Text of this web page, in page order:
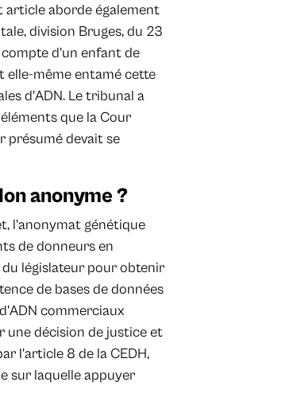
article aborde également
division Bruges, du 23
d'un enfant de
elle-même entamé cette
d'ADN. Le tribunal a
que la Cour
présumé devait se
anonyme ?
l'anonymat génétique
de donneurs en
législateur pour obtenir
de bases de données
commerciaux
une décision de justice et
l'article 8 de la CEDH,
sur laquelle appuyer